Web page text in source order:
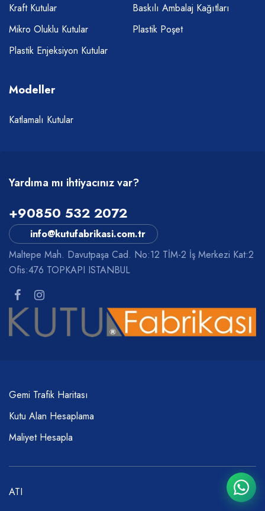
Kraft Kutular
Mikro Oluklu Kutular
Plastik Enjeksiyon Kutular
Baskılı Ambalaj Kağıtları
Plastik Poşet
Modeller
Katlamalı Kutular
Yardıma mı ihtiyacınız var?
+90850 532 2072
info@kutufabrikasi.com.tr
Maltepe Mah. Davutpaşa Cad. No:12 TİM-2 İş Merkezi Kat:2
Ofis:476 TOPKAPI ISTANBUL
Gemi Trafik Haritası
Kutu Alan Hesaplama
Maliyet Hesapla
ATI